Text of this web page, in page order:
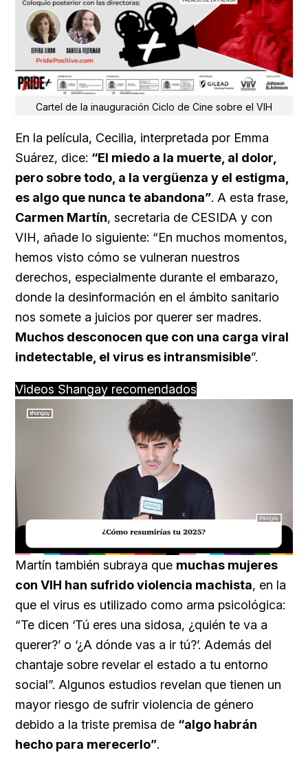
Cartel de la inauguración Ciclo de Cine sobre el VIH
En la película, Cecilia, interpretada por Emma
Suárez, dice: “El miedo a la muerte, al dolor,
pero sobre todo, a la vergüenza y el estigma,
es algo que nunca te abandona”. A esta frase,
Carmen Martín, secretaria de CESIDA y con
VIH, añade lo siguiente: “En muchos momentos,
hemos visto cómo se vulneran nuestros
derechos, especialmente durante el embarazo,
donde la desinformación en el ámbito sanitario
nos somete a juicios por querer ser madres.
Muchos desconocen que con una carga viral
indetectable, el virus es intransmisible”.
Videos Shangay recomendados
Unmute Loaded:
29.51%
Martín también subraya que muchas mujeres
con VIH han sufrido violencia machista, en la
que el virus es utilizado como arma psicológica:
“Te dicen ‘Tú eres una sidosa, ¿quién te va a
querer?’ o ‘¿A dónde vas a ir tú?’. Además del
chantaje sobre revelar el estado a tu entorno
social”. Algunos estudios revelan que tienen un
mayor riesgo de sufrir violencia de género
debido a la triste premisa de “algo habrán
hecho para merecerlo”.